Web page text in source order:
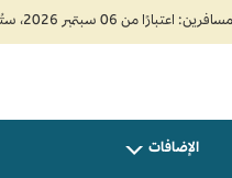
الإضافات